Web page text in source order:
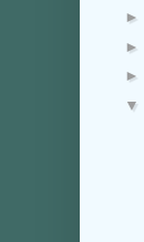
►
►
►
▼